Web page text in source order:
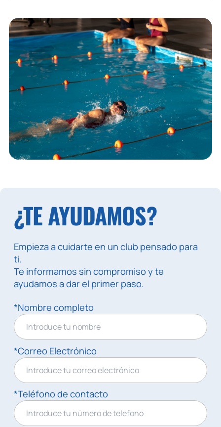
¿TE AYUDAMOS?
Empieza a cuidarte en un club pensado para
ti.
Te informamos sin compromiso y te
ayudamos a dar el primer paso.
*Nombre completo
*Correo Electrónico
*Teléfono de contacto